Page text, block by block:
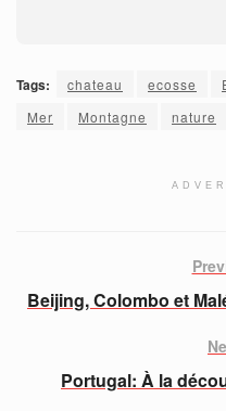
Tags: chateau ecosse
Mer
Montagne nature
Beijing, Colombo et
Portugal: À la